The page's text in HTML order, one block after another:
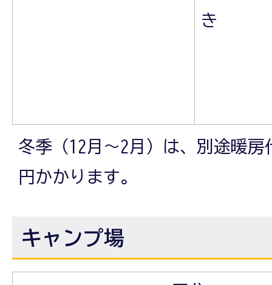
き
冬季（12月～2月）は、別途暖房
円かかります。
キャンプ場